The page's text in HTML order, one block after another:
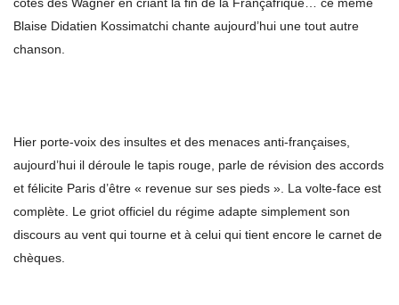
côtés des Wagner en criant la fin de la Françafrique… ce même
Blaise Didatien Kossimatchi chante aujourd’hui une tout autre
chanson.
Hier porte-voix des insultes et des menaces anti-françaises,
aujourd’hui il déroule le tapis rouge, parle de révision des accords
et félicite Paris d’être « revenue sur ses pieds ». La volte-face est
complète. Le griot officiel du régime adapte simplement son
discours au vent qui tourne et à celui qui tient encore le carnet de
chèques.